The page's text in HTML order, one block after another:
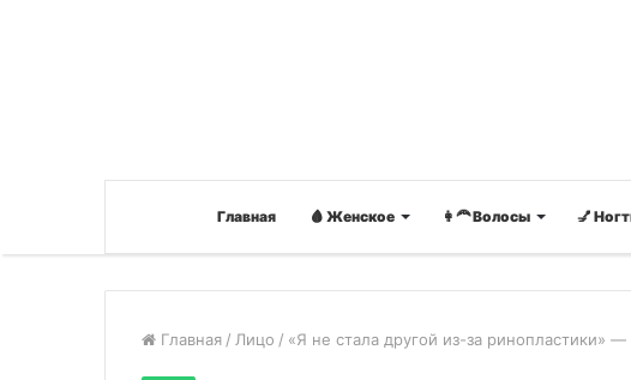
Главная 🩸 Женское 👩‍🦰 Волосы 💅
Главная / Лицо / «Я не стала другой из-за ринопластики»